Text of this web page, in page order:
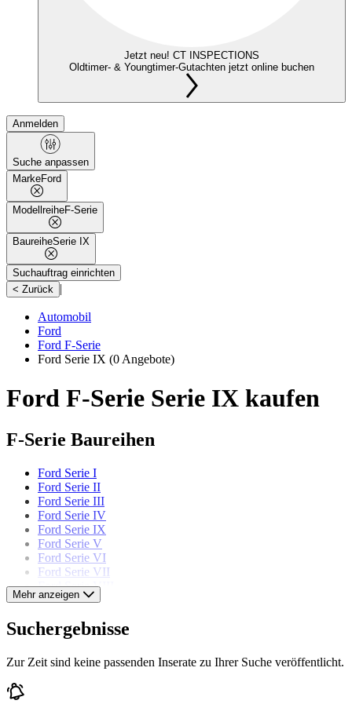
Jetzt neu! CT INSPECTIONS
Oldtimer- & Youngtimer-Gutachten jetzt online buchen
Anmelden
Suche anpassen
MarkeFord
ModellreiheF-Serie
BaureiheSerie IX
Suchauftrag einrichten
< Zurück |
Automobil
Ford
Ford F-Serie
Ford Serie IX (0 Angebote)
Ford F-Serie Serie IX kaufen
F-Serie Baureihen
Ford Serie I
Ford Serie II
Ford Serie III
Ford Serie IV
Ford Serie IX
Ford Serie V
Ford Serie VI
Ford Serie VII
Ford Serie VIII
Ford Serie X
Ford Serie XII
Ford Serie XIII
Ford Series II
Ford Modelle
Mehr anzeigen
Suchergebnisse
Zur Zeit sind keine passenden Inserate zu Ihrer Suche veröffentlicht.